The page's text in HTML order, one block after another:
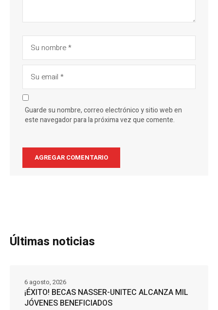
Guarde su nombre, correo electrónico y sitio web en
este navegador para la próxima vez que comente.
Últimas noticias
¡ÉXITO! BECAS NASSER-UNITEC ALCANZA MIL
JÓVENES BENEFICIADOS
6 agosto, 2026